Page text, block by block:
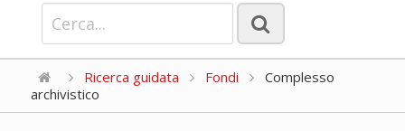
Ricerca guidata Fondi
Complesso
archivistico